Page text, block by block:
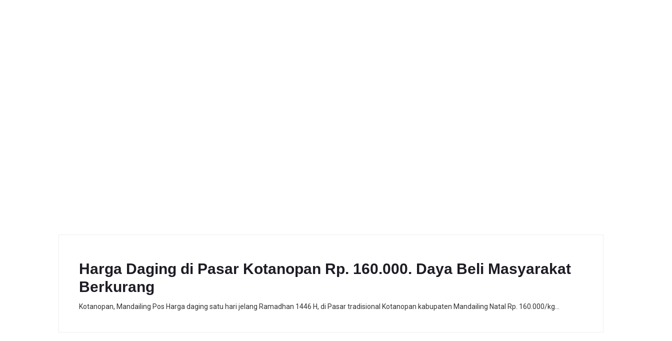
Harga Daging di Pasar Kotanopan Rp. 160.000. Daya Beli Masyarakat
Berkurang
Kotanopan, Mandailing Pos Harga daging satu hari jelang Ramadhan 1446 H, di Pasar tradisional Kotanopan kabupaten Mandailing Natal Rp. 160.000/kg…